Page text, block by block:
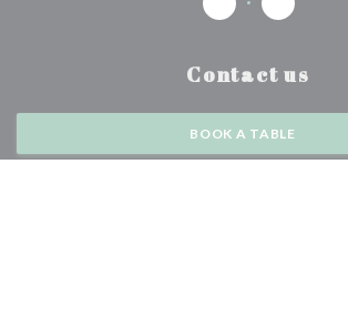
Facebook
a
Instagram
a
Contact us
BOOK A TABLE